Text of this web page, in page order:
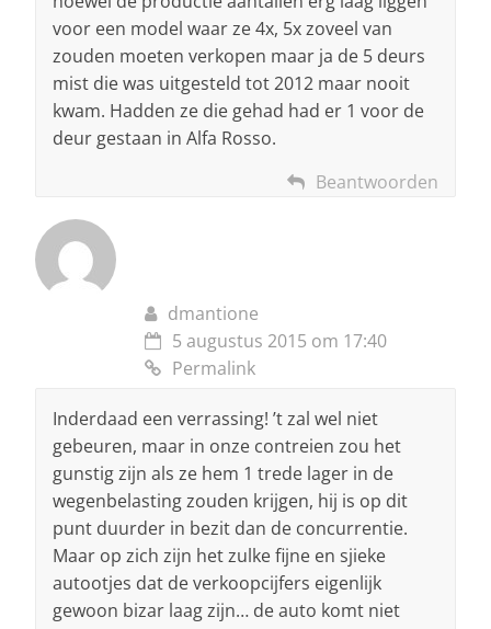
voor een model waar ze 4x, 5x zoveel van
zouden moeten verkopen maar ja de 5 deurs
mist die was uitgesteld tot 2012 maar nooit
kwam. Hadden ze die gehad had er 1 voor de
deur gestaan in Alfa Rosso.
Beantwoorden
dmantione
5 augustus 2015 om 17:40
Permalink
Inderdaad een verrassing! ’t zal wel niet
gebeuren, maar in onze contreien zou het
gunstig zijn als ze hem 1 trede lager in de
wegenbelasting zouden krijgen, hij is op dit
punt duurder in bezit dan de concurrentie.
Maar op zich zijn het zulke fijne en sjieke
autootjes dat de verkoopcijfers eigenlijk
gewoon bizar laag zijn… de auto komt niet